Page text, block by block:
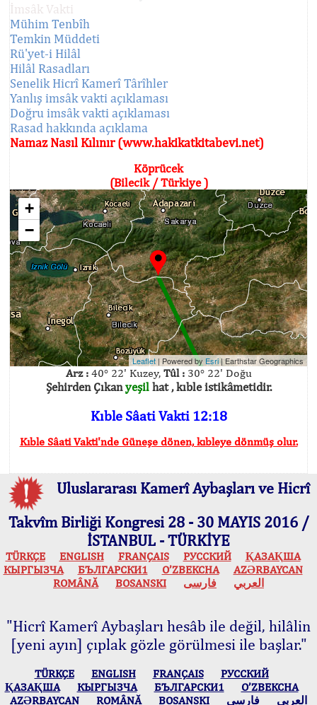
İmsâk Vakti
Mühim Tenbîh
Temkin Müddeti
Rü'yet-i Hilâl
Hilâl Rasadları
Senelik Hicrî Kamerî Târîhler
Yanlış imsâk vakti açıklaması
Doğru imsâk vakti açıklaması
Rasad hakkında açıklama
Namaz Nasıl Kılınır (www.hakikatkitabevi.net)
Köprücek
(Bilecik / Türkiye )
+
−
Leaflet | Powered by Esri|Earthstar Geographics
Arz :40° 22' Kuzey, Tûl :30° 22' Doğu
Şehirden Çıkanyeşilhat , kıble istikâmetidir.
Kıble Sâati Vakti 12:18
Kıble Sâati Vakti'nde Güneşe dönen, kıbleye dönmüş olur.
Uluslararası Kamerî Aybaşları ve Hicrî
Takvîm Birliği Kongresi 28 - 30 MAYIS 2016 /
İSTANBUL - TÜRKİYE
TÜRKÇE ENGLISH FRANÇAIS РУССКИЙ
ҚАЗАҚША
КЫPГЫЗЧA
БЪЛГАРСКИ1 O’ZBEKCHA
AZӘRBAYCAN
ROMÂNĂ
BOSANSKI العربي فارسی
"Hicrî Kamerî Aybaşları hesâb ile değil, hilâlin
[yeni ayın] çıplak gözle görülmesi ile başlar."
TÜRKÇE ENGLISH FRANÇAIS
РУССКИЙ
ҚАЗАҚША
КЫPГЫЗЧA БЪЛГАРСКИ1
O’ZBEKCHA
AZӘRBAYCAN
ROMÂNĂ BOSANSKI العربي فارسی